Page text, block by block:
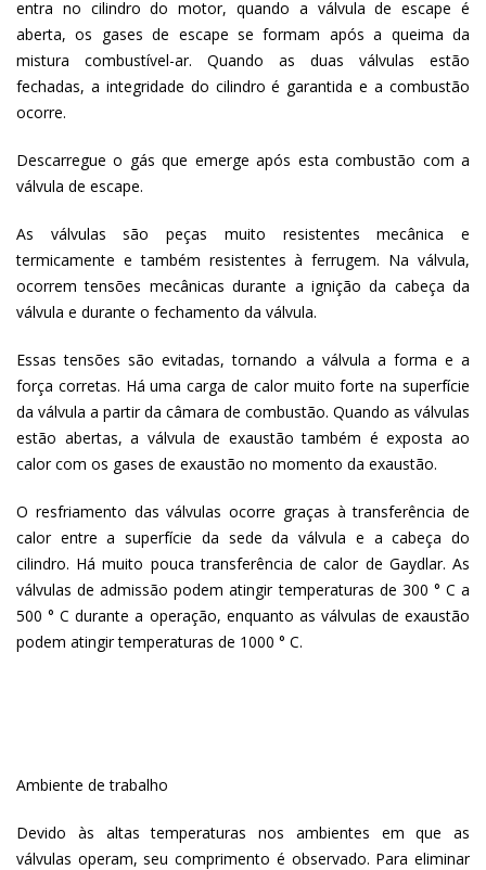
entra no cilindro do motor, quando a válvula de escape é
aberta, os gases de escape se formam após a queima da
mistura combustível-ar. Quando as duas válvulas estão
fechadas, a integridade do cilindro é garantida e a combustão
ocorre.
Descarregue o gás que emerge após esta combustão com a
válvula de escape.
As válvulas são peças muito resistentes mecânica e
termicamente e também resistentes à ferrugem. Na válvula,
ocorrem tensões mecânicas durante a ignição da cabeça da
válvula e durante o fechamento da válvula.
Essas tensões são evitadas, tornando a válvula a forma e a
força corretas. Há uma carga de calor muito forte na superfície
da válvula a partir da câmara de combustão. Quando as válvulas
estão abertas, a válvula de exaustão também é exposta ao
calor com os gases de exaustão no momento da exaustão.
O resfriamento das válvulas ocorre graças à transferência de
calor entre a superfície da sede da válvula e a cabeça do
cilindro. Há muito pouca transferência de calor de Gaydlar. As
válvulas de admissão podem atingir temperaturas de 300 ° C a
500 ° C durante a operação, enquanto as válvulas de exaustão
podem atingir temperaturas de 1000 ° C.
Ambiente de trabalho
Devido às altas temperaturas nos ambientes em que as
válvulas operam, seu comprimento é observado. Para eliminar